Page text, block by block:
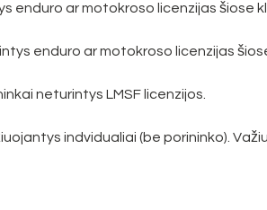
enduro ar motokroso licenzijas šiose
enduro ar motokroso licenzijas
neturintys LMSF licenzijos.
indvidualiai (be porininko).